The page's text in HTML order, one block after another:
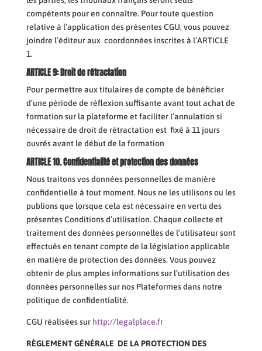
compétents pour en connaître. Pour toute question
relative à l’application des présentes CGU, vous pouvez
joindre l’éditeur aux coordonnées inscrites à l’ARTICLE
1.
ARTICLE 9: Droit de rétractation
Pour permettre aux titulaires de compte de bénéficier
d’une période de réflexion suffisante avant tout achat de
formation sur la plateforme et faciliter l’annulation si
nécessaire de droit de rétractation est fixé à 11 jours
ouvrés avant le début de la formation
ARTICLE 10. Confidentialité et protection des données
Nous traitons vos données personnelles de manière
confidentielle à tout moment. Nous ne les utilisons ou les
publions que lorsque cela est nécessaire en vertu des
présentes Conditions d’utilisation. Chaque collecte et
traitement des données personnelles de l’utilisateur sont
effectués en tenant compte de la législation applicable
en matière de protection des données. Vous pouvez
obtenir de plus amples informations sur l’utilisation des
données personnelles sur nos Plateformes dans notre
politique de confidentialité.
CGU réalisées sur http://legalplace.fr
RÈGLEMENT GÉNÉRALE DE LA PROTECTION DES